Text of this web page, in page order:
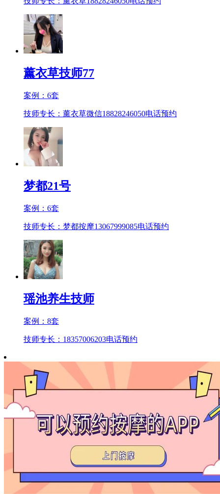
薰衣草技师77
案例： 6套
技师专长：薰衣草微信18828246050电话预约
梦都21号
案例： 6套
技师专长：梦都按摩13067999085电话预约
瑶池养生技师
案例： 8套
技师专长：18357006203电话预约